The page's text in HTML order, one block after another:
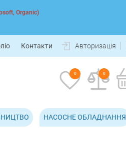
Organic)
Контакти Авторизація
0 0
НАСОСНЕ ОБЛАДНАННЯ